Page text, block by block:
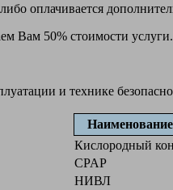
оплачивается
Вам 50% стоимости
и технике
Кислородный
CPAP
НИВЛ